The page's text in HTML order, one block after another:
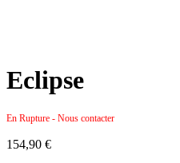
Eclipse
En Rupture - Nous contacter
154,90 €